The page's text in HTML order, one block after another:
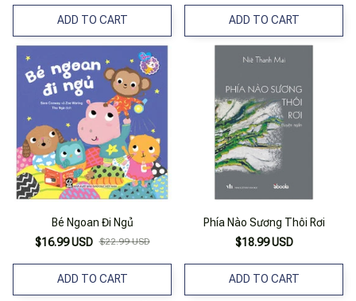
ADD TO CART ADD TO CART
Bé Ngoan Đi Ngủ
$16.99 USD $22.99 USD
ADD TO CART
Phía Nào Sương Thôi Rơi
$18.99 USD
ADD TO CART